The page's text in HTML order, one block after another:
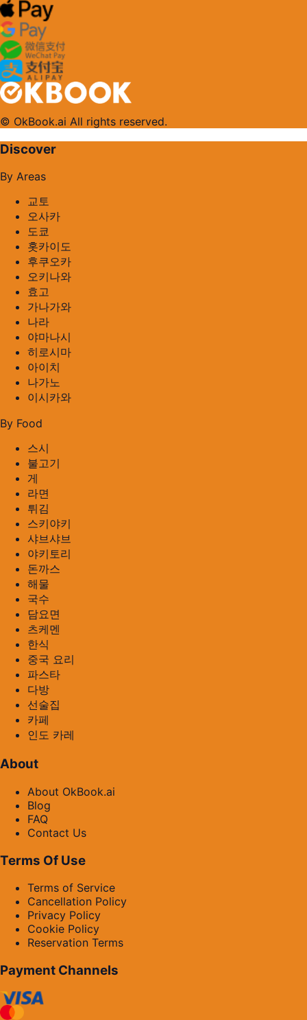
© OkBook.ai All rights reserved.
Discover
By Areas
교토
오사카
도쿄
홋카이도
후쿠오카
오키나와
효고
가나가와
나라
야마나시
히로시마
아이치
나가노
이시카와
By Food
스시
불고기
게
라면
튀김
스키야키
샤브샤브
야키토리
돈까스
해물
국수
담요면
츠케멘
한식
중국 요리
파스타
다방
선술집
카페
인도 카레
About
About OkBook.ai
Blog
FAQ
Contact Us
Terms Of Use
Terms of Service
Cancellation Policy
Privacy Policy
Cookie Policy
Reservation Terms
Payment Channels